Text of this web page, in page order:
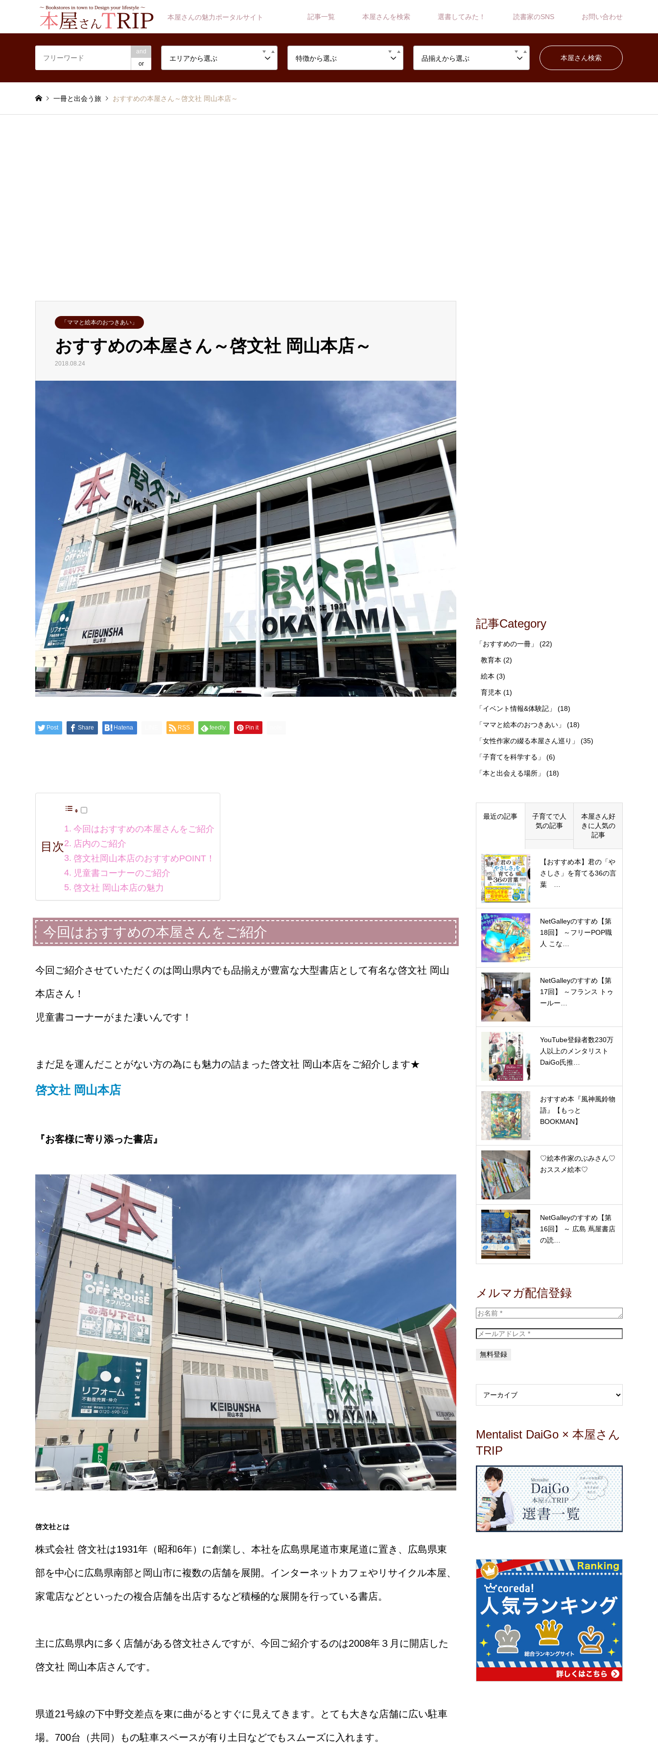
本屋さんの魅力ポータルサイト 記事一覧 本屋さんを検索 選書してみた！ 読書家のSNS お問い合わせ
and
or
エリアから選ぶ 特徴から選ぶ 品揃えから選ぶ
一冊と出会う旅 おすすめの本屋さん～啓文社 岡山本店～
「ママと絵本のおつきあい」
おすすめの本屋さん～啓文社 岡山本店～
2018.08.24
Post Share Hatena RSS feedly Pin it
目次
今回はおすすめの本屋さんをご紹介
店内のご紹介
啓文社岡山本店のおすすめPOINT！
児童書コーナーのご紹介
啓文社 岡山本店の魅力
今回はおすすめの本屋さんをご紹介
今回ご紹介させていただくのは岡山県内でも品揃えが豊富な大型書店として有名な啓文社 岡山
本店さん！
児童書コーナーがまた凄いんです！
まだ足を運んだことがない方の為にも魅力の詰まった啓文社 岡山本店をご紹介します★
啓文社 岡山本店
『お客様に寄り添った書店』
啓文社とは
株式会社 啓文社は1931年（昭和6年）に創業し、本社を広島県尾道市東尾道に置き、広島県東
部を中心に広島県南部と岡山市に複数の店舗を展開。インターネットカフェやリサイクル本屋、
家電店などといったの複合店舗を出店するなど積極的な展開を行っている書店。
主に広島県内に多く店舗がある啓文社さんですが、今回ご紹介するのは2008年３月に開店した
啓文社 岡山本店さんです。
県道21号線の下中野交差点を東に曲がるとすぐに見えてきます。とても大きな店舗に広い駐車
場。700台（共同）もの駐車スペースが有り土日などでもスムーズに入れます。
記事Category
「おすすめの一冊」 (22)
教育本 (2)
絵本 (3)
育児本 (1)
「イベント情報&体験記」 (18)
「ママと絵本のおつきあい」 (18)
「女性作家の綴る本屋さん巡り」 (35)
「子育てを科学する」 (6)
「本と出会える場所」 (18)
最近の記事
子育てで人
気の記事
本屋さん好
きに人気の
記事
【おすすめ本】君の「や
さしさ」を育てる36の言
葉 …
NetGalleyのすすめ【第
18回】 ～フリーPOP職
人 こな…
NetGalleyのすすめ【第
17回】 ～フランス トゥ
ールー…
YouTube登録者数230万
人以上のメンタリスト
DaiGo氏推…
おすすめ本『風神風鈴物
語』【もっと
BOOKMAN】
♡絵本作家のぶみさん♡
おススメ絵本♡
NetGalleyのすすめ【第
16回】 ～ 広島 蔦屋書店
の読…
メルマガ配信登録
Mentalist DaiGo × 本屋さん
TRIP